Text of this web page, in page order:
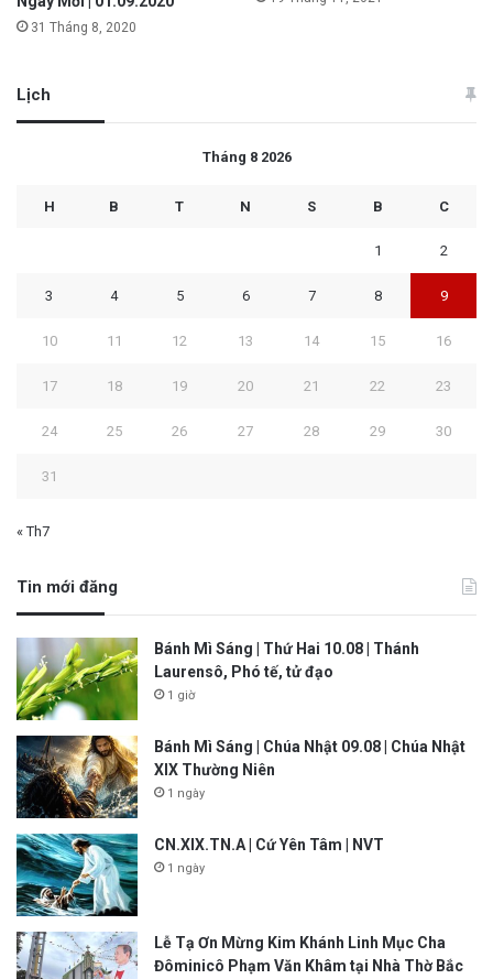
31 Tháng 8, 2020
Lịch
Tháng 8 2026
H B T N S B C
1 2
3 4 5 6 7 8 9
10 11 12 13 14 15 16
17 18 19 20 21 22 23
24 25 26 27 28 29 30
31
« Th7
Tin mới đăng
Bánh Mì Sáng | Thứ Hai 10.08 | Thánh
Laurensô, Phó tế, tử đạo
1 giờ
Bánh Mì Sáng | Chúa Nhật 09.08 | Chúa Nhật
XIX Thường Niên
1 ngày
CN.XIX.TN.A | Cứ Yên Tâm | NVT
1 ngày
Lễ Tạ Ơn Mừng Kim Khánh Linh Mục Cha
Đôminicô Phạm Văn Khâm tại Nhà Thờ Bắc